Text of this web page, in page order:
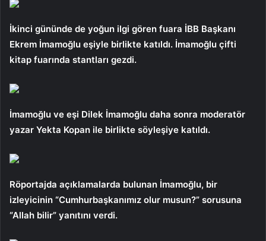
İkinci gününde de yoğun ilgi gören fuara İBB Başkanı
Ekrem İmamoğlu eşiyle birlikte katıldı. İmamoğlu çifti
kitap fuarında stantları gezdi.
İmamoğlu ve eşi Dilek İmamoğlu daha sonra moderatör
yazar Yekta Kopan ile birlikte söyleşiye katıldı.
Röportajda açıklamalarda bulunan İmamoğlu, bir
izleyicinin “Cumhurbaşkanımız olur musun?” sorusuna
“Allah bilir” yanıtını verdi.